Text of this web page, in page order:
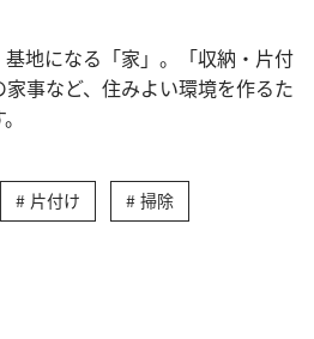
地になる「家」。「収納・片付
事など、住みよい環境を作るた
片付け 掃除